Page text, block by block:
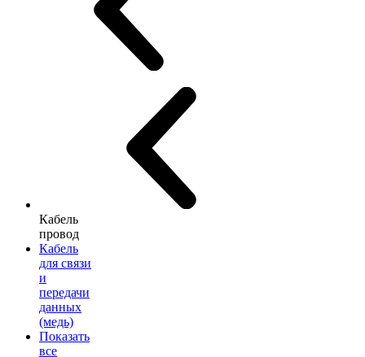
Кабель
провод
Кабель
для связи
и
передачи
данных
(медь)
Показать
все